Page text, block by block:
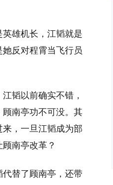
雄机长，江韬就是
反对程霄当飞行员
韬以前确实不错，
南亭功不可没。其
，一旦江韬成为部
南亭改革？
替了顾南亭，还带